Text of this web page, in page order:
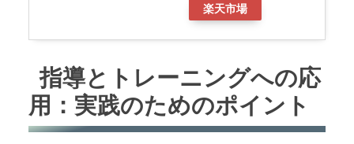
楽天市場
指導とトレーニングへの応
用：実践のためのポイント